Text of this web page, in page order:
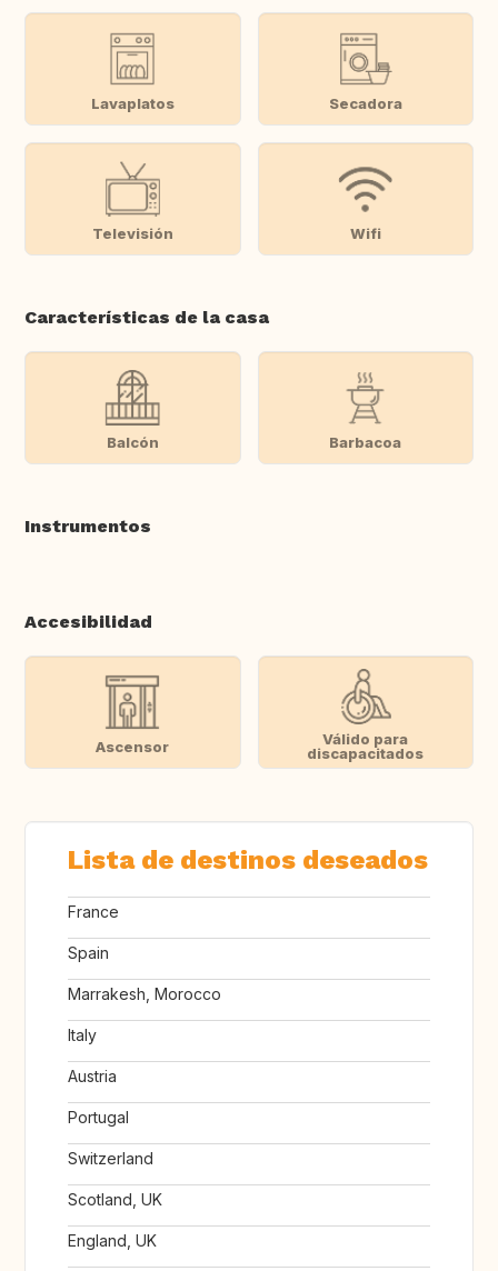
Lavaplatos Secadora
Televisión Wifi
Características de la casa
Balcón Barbacoa
Instrumentos
Accesibilidad
Ascensor
Válido para
discapacitados
Lista de destinos deseados
France
Spain
Marrakesh, Morocco
Italy
Austria
Portugal
Switzerland
Scotland, UK
England, UK